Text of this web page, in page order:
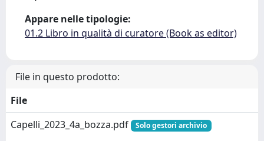
Appare nelle tipologie:
01.2 Libro in qualità di curatore (Book as editor)
File in questo prodotto:
File
Capelli_2023_4a_bozza.pdf
Solo gestori archivio